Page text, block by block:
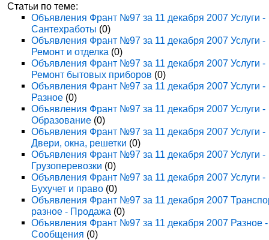
Статьи по теме:
Объявления Франт №97 за 11 декабря 2007 Услуги -
Сантехработы (0)
Объявления Франт №97 за 11 декабря 2007 Услуги -
Ремонт и отделка (0)
Объявления Франт №97 за 11 декабря 2007 Услуги -
Ремонт бытовых приборов (0)
Объявления Франт №97 за 11 декабря 2007 Услуги -
Разное (0)
Объявления Франт №97 за 11 декабря 2007 Услуги -
Образование (0)
Объявления Франт №97 за 11 декабря 2007 Услуги -
Двери, окна, решетки (0)
Объявления Франт №97 за 11 декабря 2007 Услуги -
Грузоперевозки (0)
Объявления Франт №97 за 11 декабря 2007 Услуги -
Бухучет и право (0)
Объявления Франт №97 за 11 декабря 2007
разное - Продажа (0)
Объявления Франт №97 за 11 декабря 2007 Разное -
Сообщения (0)